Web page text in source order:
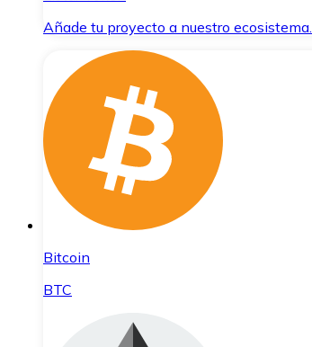
Añade tu proyecto a nuestro ecosistema.
Bitcoin
BTC